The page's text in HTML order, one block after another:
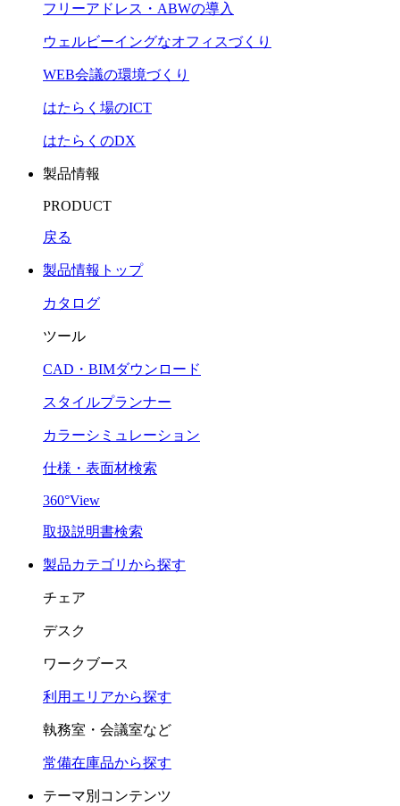
フリーアドレス・ABWの導入
ウェルビーイングなオフィスづくり
WEB会議の環境づくり
はたらく場のICT
はたらくのDX
製品情報
PRODUCT
戻る
製品情報トップ
カタログ
ツール
CAD・BIMダウンロード
スタイルプランナー
カラーシミュレーション
仕様・表面材検索
360°View
取扱説明書検索
製品カテゴリから探す
チェア
デスク
ワークブース
利用エリアから探す
執務室・会議室など
常備在庫品から探す
テーマ別コンテンツ